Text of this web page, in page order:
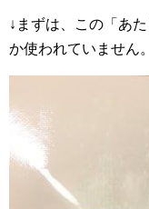
↓まずは、この「あ
か使われていません